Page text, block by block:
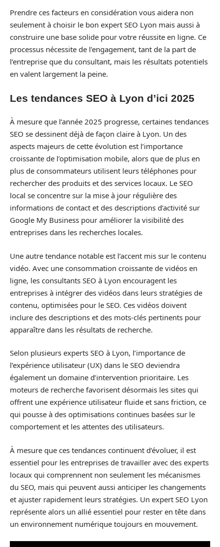
Prendre ces facteurs en considération vous aidera non
seulement à choisir le bon expert SEO Lyon mais aussi à
construire une base solide pour votre réussite en ligne. Ce
processus nécessite de l’engagement, tant de la part de
l’entreprise que du consultant, mais les résultats potentiels
en valent largement la peine.
Les tendances SEO à Lyon d’ici 2025
À mesure que l’année 2025 progresse, certaines tendances
SEO se dessinent déjà de façon claire à Lyon. Un des
aspects majeurs de cette évolution est l’importance
croissante de l’optimisation mobile, alors que de plus en
plus de consommateurs utilisent leurs téléphones pour
rechercher des produits et des services locaux. Le SEO
local se concentre sur la mise à jour régulière des
informations de contact et des descriptions d’activité sur
Google My Business pour améliorer la visibilité des
entreprises dans les recherches locales.
Une autre tendance notable est l’accent mis sur le contenu
vidéo. Avec une consommation croissante de vidéos en
ligne, les consultants SEO à Lyon encouragent les
entreprises à intégrer des vidéos dans leurs stratégies de
contenu, optimisées pour le SEO. Ces vidéos doivent
inclure des descriptions et des mots-clés pertinents pour
apparaître dans les résultats de recherche.
Selon plusieurs experts SEO à Lyon, l’importance de
l’expérience utilisateur (UX) dans le SEO deviendra
également un domaine d’intervention prioritaire. Les
moteurs de recherche favorisent désormais les sites qui
offrent une expérience utilisateur fluide et sans friction, ce
qui pousse à des optimisations continues basées sur le
comportement et les attentes des utilisateurs.
À mesure que ces tendances continuent d’évoluer, il est
essentiel pour les entreprises de travailler avec des experts
locaux qui comprennent non seulement les mécanismes
du SEO, mais qui peuvent aussi anticiper les changements
et ajuster rapidement leurs stratégies. Un expert SEO Lyon
représente alors un allié essentiel pour rester en tête dans
un environnement numérique toujours en mouvement.